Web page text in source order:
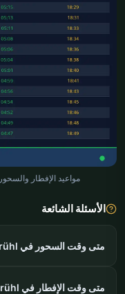
مواعيد الإفطار والسحور Brühl أغسطس 2026 — مواقيت الصلاة
الأسئلة الشائعة
متى وقت السحور في Brühl؟
متى وقت الإفطار في Brühl؟